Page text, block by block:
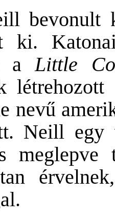
bevonult
ki.
aLittle
létrehozott
nevű
Neill egy
meglepve